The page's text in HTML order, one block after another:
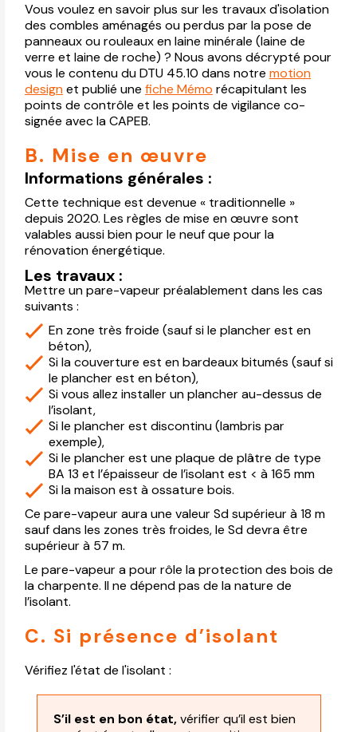
Vous voulez en savoir plus sur les travaux d'isolation
des combles aménagés ou perdus par la pose de
panneaux ou rouleaux en laine minérale (laine de
verre et laine de roche) ? Nous avons décrypté pour
vous le contenu du DTU 45.10 dans notre motion
design et publié une fiche Mémo récapitulant les
points de contrôle et les points de vigilance co-
signée avec la CAPEB.
B. Mise en œuvre
Informations générales :
Cette technique est devenue « traditionnelle »
depuis 2020. Les règles de mise en œuvre sont
valables aussi bien pour le neuf que pour la
rénovation énergétique.
Les travaux :
Mettre un pare-vapeur préalablement dans les cas
suivants :
En zone très froide (sauf si le plancher est en
béton),
Si la couverture est en bardeaux bitumés (sauf si
le plancher est en béton),
Si vous allez installer un plancher au-dessus de
l’isolant,
Si le plancher est discontinu (lambris par
exemple),
Si le plancher est une plaque de plâtre de type
BA 13 et l’épaisseur de l’isolant est < à 165 mm
Si la maison est à ossature bois.
Ce pare-vapeur aura une valeur Sd supérieur à 18 m
sauf dans les zones très froides, le Sd devra être
supérieur à 57 m.
Le pare-vapeur a pour rôle la protection des bois de
la charpente. Il ne dépend pas de la nature de
l’isolant.
C. Si présence d’isolant
Vérifiez l'état de l'isolant :
S’il est en bon état,vérifier qu’il est bien